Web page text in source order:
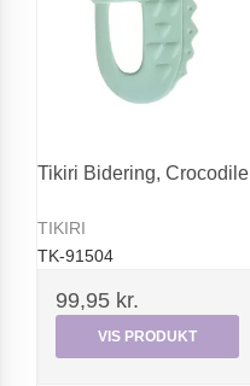
Tikiri Bidering, Crocodile
TIKIRI
TK-91504
99,95 kr.
VIS PRODUKT